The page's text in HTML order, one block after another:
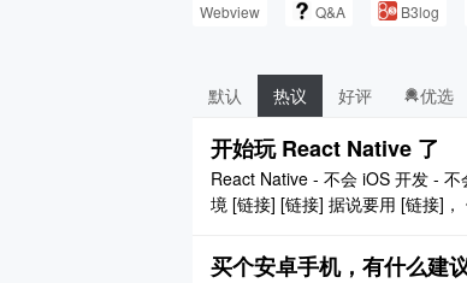
Webview Q&A B3log
默认 热议 好评 优选
开始玩 React Native 了
React Native - 不会 iOS 开发 -
境 [链接] [链接] 据说要用 [链接]
买个安卓手机，有什么建